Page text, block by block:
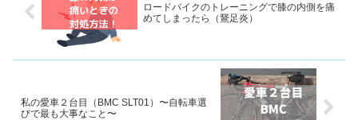
ロードバイクのトレーニングで膝の内側を痛
めてしまったら（鵞足炎）
私の愛車２台目（BMC SLT01）〜自転車選
びで最も大事なこと〜